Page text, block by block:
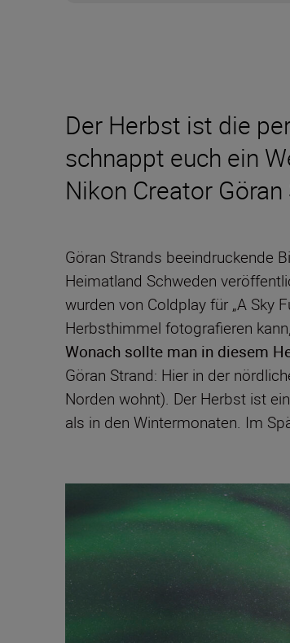
Der Herbst ist die
schnappt euch ein
Nikon Creator
Göran Strands beeindruckende
Heimatland Schweden
wurden von Coldplay für „A Sky
Herbsthimmel fotografieren
Wonach sollte man in diesem
Göran Strand: Hier in der
Norden wohnt). Der Herbst ist
als in den Wintermonaten. Im